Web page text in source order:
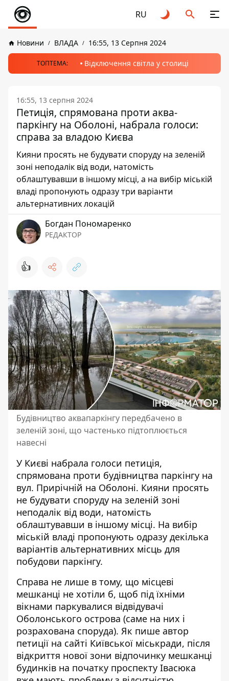
RU
Новини ВЛАДА 16:55, 13 Серпня 2024
ТОПТЕМА: Відключення світла у столиці
16:55, 13 серпня 2024
Петиція, спрямована проти аква-
паркінгу на Оболоні, набрала голоси:
справа за владою Києва
Кияни просять не будувати споруду на зеленій
зоні неподалік від води, натомість
облаштувавши в іншому місці, а на вибір міській
владі пропонують одразу три варіанти
альтернативних локацій
Богдан Пономаренко
РЕДАКТОР
👍
Будівництво аквапаркінгу передбачено в
зеленій зоні, що частенько підтоплюється
навесні
У Києві набрала голоси петиція,
спрямована проти будівництва паркінгу на
вул. Прирічній на Оболоні. Кияни просять
не будувати споруду на зеленій зоні
неподалік від води, натомість
облаштувавши в іншому місці. На вибір
міській владі пропонують одразу декілька
варіантів альтернативних місць для
побудови паркінгу.
Справа не лише в тому, що місцеві
мешканці не хотіли б, щоб під їхніми
вікнами паркувалися відвідувачі
Оболонського острова (саме на них і
розрахована споруда). Як пише автор
петиції на сайті Київської міськради, після
відкриття нової зони відпочинку мешканці
будинків на початку проспекту Івасюка